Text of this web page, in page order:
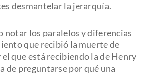
desmantelar la jerarquía.
notar los paralelos y diferencias
que recibió la muerte de
el que está recibiendo la de Henry
de preguntarse por qué una